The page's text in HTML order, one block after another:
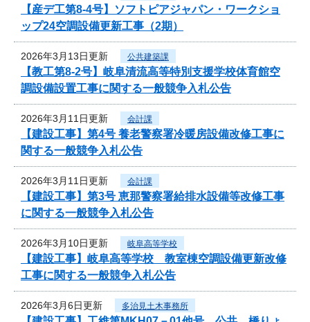
【産デ工第8-4号】ソフトピアジャパン・ワークショ
ップ24空調設備更新工事（2期）
2026年3月13日更新 公共建築課
【教工第8-2号】岐阜清流高等特別支援学校体育館空
調設備設置工事に関する一般競争入札公告
2026年3月11日更新 会計課
【建設工事】第4号 養老警察署冷暖房設備改修工事に
関する一般競争入札公告
2026年3月11日更新 会計課
【建設工事】第3号 恵那警察署給排水設備等改修工事
に関する一般競争入札公告
2026年3月10日更新 岐阜高等学校
【建設工事】岐阜高等学校 教室棟空調設備更新改修
工事に関する一般競争入札公告
2026年3月6日更新 多治見土木事務所